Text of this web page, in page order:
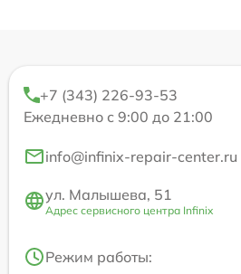
+7 (343) 226-93-53
Ежедневно с 9:00 до 21:00
info@infinix-repair-center.ru
ул. Малышева, 51
Адрес сервисного центра Infinix
Режим работы: